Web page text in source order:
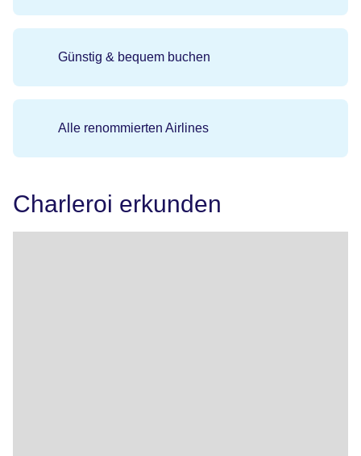
Günstig & bequem buchen
Alle renommierten Airlines
Charleroi erkunden